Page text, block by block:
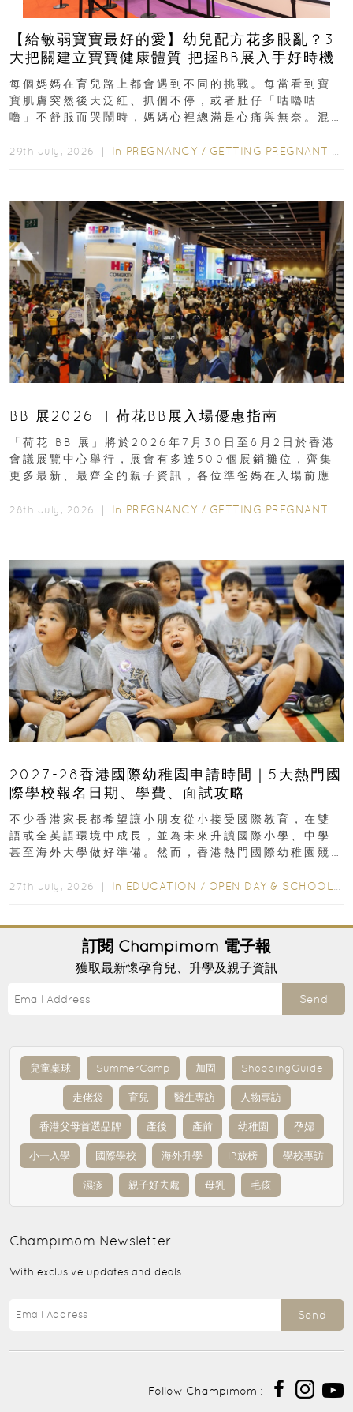
【給敏弱寶寶最好的愛】幼兒配方花多眼亂？3
大把關建立寶寶健康體質 把握BB展入手好時機
每個媽媽在育兒路上都會遇到不同的挑戰。每當看到寶
寶肌膚突然後天泛紅、抓個不停，或者肚仔「咕嚕咕
嚕」不舒服而哭鬧時，媽媽心裡總滿是心痛與無奈。混
29th July, 2026 ｜ In PREGNANCY / GETTING PREGNANT
BB 展2026 ︳荷花BB展入場優惠指南
「荷花 BB 展」將於2026年7月30日至8月2日於香港
會議展覽中心舉行，展會有多達500個展銷攤位，齊集
更多最新、最齊全的親子資訊，各位準爸媽在入場前應
28th July, 2026 ｜ In PREGNANCY / GETTING PREGNANT
2027-28香港國際幼稚園申請時間｜5大熱門國
際學校報名日期、學費、面試攻略
不少香港家長都希望讓小朋友從小接受國際教育，在雙
語或全英語環境中成長，並為未來升讀國際小學、中學
甚至海外大學做好準備。然而，香港熱門國際幼稚園競
27th July, 2026 ｜ In EDUCATION / OPEN DAY & SCHOOL EVENTS
訂閱 Champimom 電子報
獲取最新懷孕育兒、升學及親子資訊
Send
兒童桌球 SummerCamp 加固 ShoppingGuide
走佬袋 育兒 醫生專訪 人物專訪
香港父母首選品牌 產後 產前 幼稚園 孕婦
小一入學 國際學校 海外升學 IB放榜 學校專訪
濕疹 親子好去處 母乳 毛孩
Champimom Newsletter
With exclusive updates and deals
Send
Follow Champimom :